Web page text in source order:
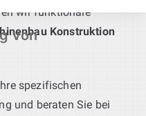
wir funktionale
Konstruktion
von
spezifischen
und beraten Sie bei